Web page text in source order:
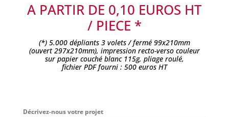
A PARTIR DE 0,10 EUROS HT
/ PIECE *
(*) 5.000 dépliants 3 volets / fermé 99x210mm
(ouvert 297x210mm), impression recto-verso couleur
sur papier couché blanc 115g, pliage roulé,
fichier PDF fourni : 500 euros HT
Décrivez-nous votre projet